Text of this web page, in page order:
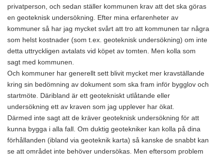
privatperson, och sedan ställer kommunen krav att det ska göras
en geoteknisk undersökning. Efter mina erfarenheter av
kommuner så har jag mycket svårt att tro att kommunen tar några
som helst kostnader (som t.ex. geoteknisk undersökning) om inte
detta uttryckligen avtalats vid köpet av tomten. Men kolla som
sagt med kommunen.
Och kommuner har generellt sett blivit mycket mer kravställande
kring sin bedömning av dokument som ska fram inför bygglov och
startmöte. Däribland är ett geotekniskt utlåtande eller
undersökning ett av kraven som jag upplever har ökat.
Därmed inte sagt att de kräver geoteknisk undersökning för att
kunna bygga i alla fall. Om duktig geotekniker kan kolla på dina
förhållanden (ibland via geoteknik karta) så kanske de snabbt kan
se att området inte behöver undersökas. Men eftersom problem